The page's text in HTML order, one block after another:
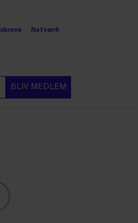
Netværk
BLIV MEDLEM